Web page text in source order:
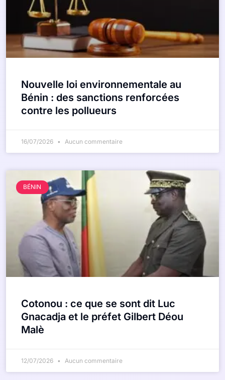
Nouvelle loi environnementale au
Bénin : des sanctions renforcées
contre les pollueurs
16/07/2026 Aucun commentaire
BÉNIN
Cotonou : ce que se sont dit Luc
Gnacadja et le préfet Gilbert Déou
Malè
12/07/2026 Aucun commentaire